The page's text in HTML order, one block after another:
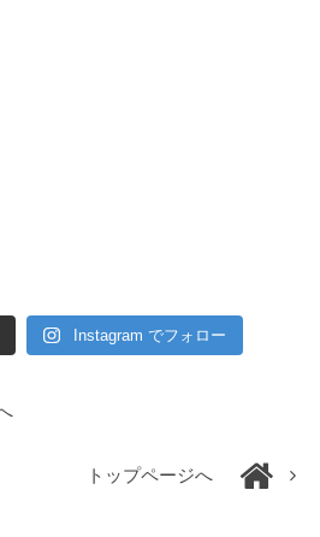
Instagram でフォロー
トップページへ